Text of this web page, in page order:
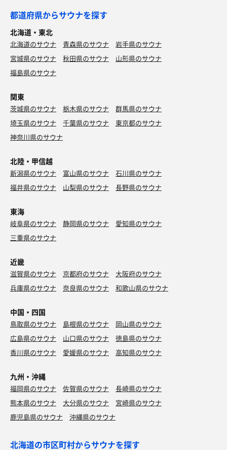
都道府県からサウナを探す
北海道・東北
北海道のサウナ 青森県のサウナ
岩手県のサウナ
宮城県のサウナ
秋田県のサウナ
山形県のサウナ
福島県のサウナ
関東
茨城県のサウナ 栃木県のサウナ
群馬県のサウナ
埼玉県のサウナ
千葉県のサウナ
東京都のサウナ
神奈川県のサウナ
北陸・甲信越
新潟県のサウナ 富山県のサウナ
石川県のサウナ
福井県のサウナ
山梨県のサウナ 長野県のサウナ
東海
岐阜県のサウナ 静岡県のサウナ
愛知県のサウナ
三重県のサウナ
近畿
滋賀県のサウナ 京都府のサウナ
大阪府のサウナ
兵庫県のサウナ
奈良県のサウナ 和歌山県のサウナ
中国・四国
鳥取県のサウナ 島根県のサウナ
岡山県のサウナ
広島県のサウナ
山口県のサウナ
徳島県のサウナ
香川県のサウナ
愛媛県のサウナ 高知県のサウナ
九州・沖縄
福岡県のサウナ 佐賀県のサウナ
長崎県のサウナ
熊本県のサウナ
大分県のサウナ
宮崎県のサウナ
鹿児島県のサウナ
沖縄県のサウナ
北海道の市区町村からサウナを探す